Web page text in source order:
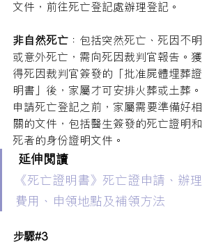
文件，前往死亡登記處辦理登記。
非自然死亡 ：包括突然死亡、死因不明
或意外死亡，需向死因裁判官報告。獲
得死因裁判官簽發的「批准屍體埋葬證
明書」後，家屬才可安排火葬或土葬。
申請死亡登記之前，家屬需要準備好相
關的文件，包括醫生簽發的死亡證明和
死者的身份證明文件。
延伸閱讀
《死亡證明書》死亡證申請、辦理
費用、申領地點及補領方法
步驟#3